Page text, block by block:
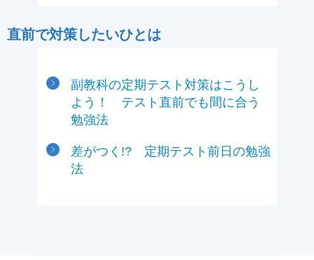
直前で対策したいひとは
副教科の定期テスト対策はこうし
よう！ テスト直前でも間に合う
勉強法
差がつく!? 定期テスト前日の勉強
法